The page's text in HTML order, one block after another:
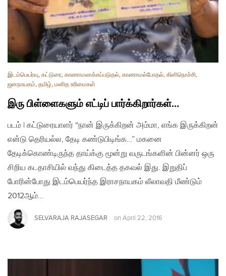
இடம்பெயர்வு, கட்டுரை, காணாமலாக்கப்படுதல், காணாமல்போதல், கிளிநொச்சி,
ஜனநாயகம், தமிழ், மனித உரிமைகள்
இரு பிள்ளைகளும் எட்டிப் பார்க்கிறார்கள்…
படம் | கட்டுரையாளர் “நான் இருக்கிறன் அம்மா, எங்க இருக்கிறன்
என்டு தெரியல்ல, தேடி கண்டுபிடிங்க…” மகனை
தேடிக்கொண்டிருந்த தாய்க்கு மூன்று வருடங்களின் பின்னர் ஒரு
சிறிய கடதாசியில் வந்து கிடைத்த தகவல் இது. இறுதிப்
போரின்போது இடம்பெயர்ந்த இராசநாயகம் லீலாவதி மீண்டும்
2012ஆம்…
SELVARAJA RAJASEGAR on April 22, 2016